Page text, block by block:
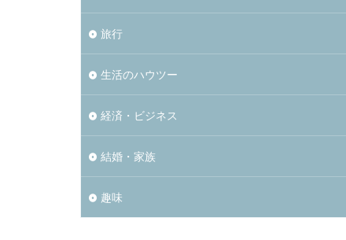
旅行
生活のハウツー
経済・ビジネス
結婚・家族
趣味